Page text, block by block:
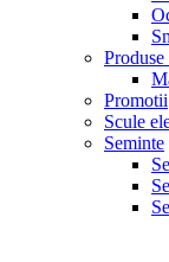
Promotii
Scule
Seminte